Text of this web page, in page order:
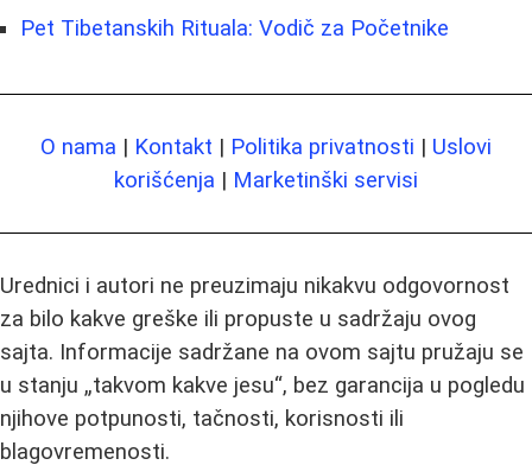
Pet Tibetanskih Rituala: Vodič za Početnike
O nama | Kontakt | Politika privatnosti | Uslovi
korišćenja | Marketinški servisi
Urednici i autori ne preuzimaju nikakvu odgovornost
za bilo kakve greške ili propuste u sadržaju ovog
sajta. Informacije sadržane na ovom sajtu pružaju se
u stanju „takvom kakve jesu“, bez garancija u pogledu
njihove potpunosti, tačnosti, korisnosti ili
blagovremenosti.